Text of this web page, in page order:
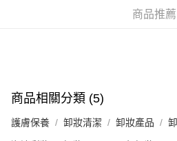
(澳門門市) 只顯示可選門市。確認發
商品推薦
商品相關分類 (5)
護膚保養 卸妝清潔 卸妝產品